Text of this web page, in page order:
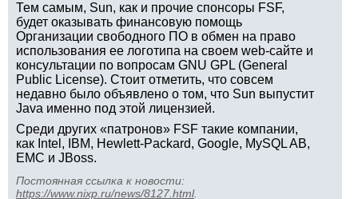
Тем самым, Sun, как и прочие спонсоры FSF,
будет оказывать финансовую помощь
Организации свободного ПО в обмен на право
использования ее логотипа на своем web-сайте и
консультации по вопросам GNU GPL (General
Public License). Стоит отметить, что совсем
недавно было объявлено о том, что Sun выпустит
Java именно под этой лицензией.
Среди других «патронов» FSF такие компании,
как Intel, IBM, Hewlett-Packard, Google, MySQL AB,
EMC и JBoss.
Постоянная ссылка к новости:
https://www.nixp.ru/news/8127.html.